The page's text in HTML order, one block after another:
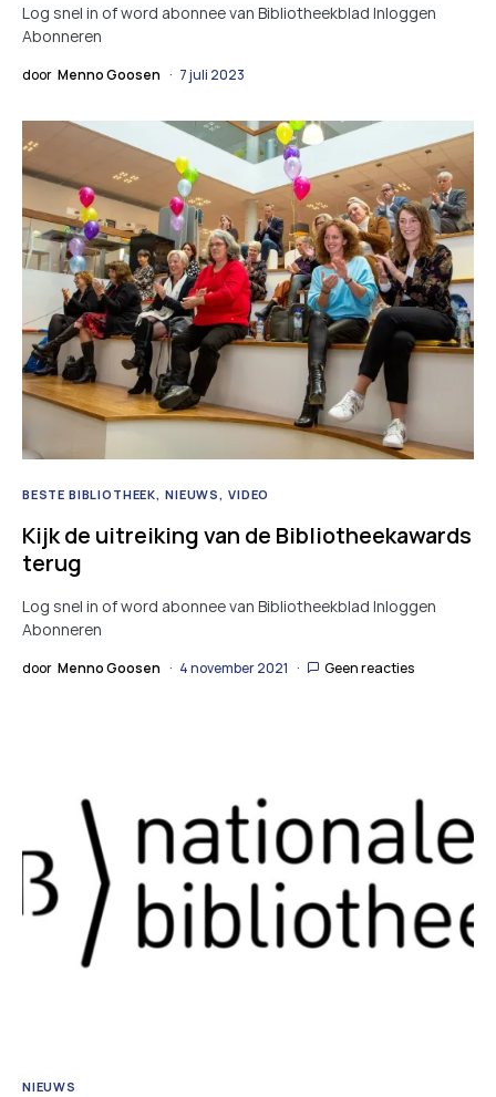
Log snel in of word abonnee van Bibliotheekblad Inloggen
Abonneren
door Menno Goosen 7 juli 2023
BESTE BIBLIOTHEEK NIEUWS VIDEO
Kijk de uitreiking van de Bibliotheekawards
terug
Log snel in of word abonnee van Bibliotheekblad Inloggen
Abonneren
door Menno Goosen 4 november 2021 Geen reacties
NIEUWS